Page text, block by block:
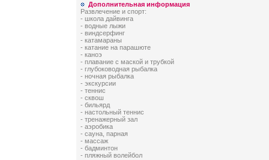
Дополнительная информация
Развлечение и спорт:
- школа дайвинга
- водные лыжи
- виндсерфинг
- катамараны
- катание на парашюте
- каноэ
- плавание с маской и трубкой
- глубоководная рыбалка
- ночная рыбалка
- экскурсии
- теннис
- сквош
- бильярд
- настольный теннис
- тренажерный зал
- аэробика
- сауна, парная
- массаж
- бадминтон
- пляжный волейбол